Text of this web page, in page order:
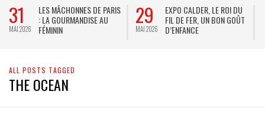
31
MAI 2026
LES MÂCHONNES DE PARIS
: LA GOURMANDISE AU
FÉMININ
29
MAI 2026
EXPO CALDER, LE ROI DU
FIL DE FER, UN BON GOÛT
D’ENFANCE
ALL POSTS TAGGED
THE OCEAN